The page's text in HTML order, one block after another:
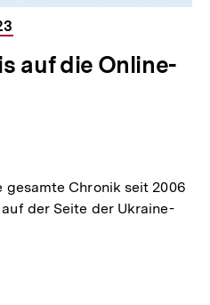
auf die Online-
gesamte Chronik seit 2006
der Seite der Ukraine-